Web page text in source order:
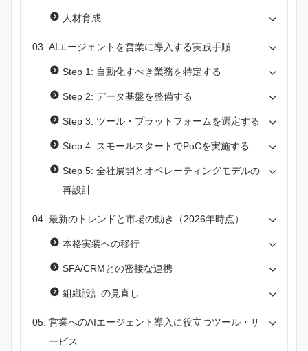
人材育成
AIエージェントを営業に導入する実践手順
Step 1: 自動化すべき業務を特定する
Step 2: データ基盤を整備する
Step 3: ツール・プラットフォームを選定する
Step 4: スモールスタートでPoCを実施する
Step 5: 全社展開とオペレーティングモデルの
再設計
最新のトレンドと市場の動き（2026年時点）
本格実装への移行
SFA/CRMとの密接な連携
組織設計の見直し
営業へのAIエージェント導入に役立つツール・サ
ービス